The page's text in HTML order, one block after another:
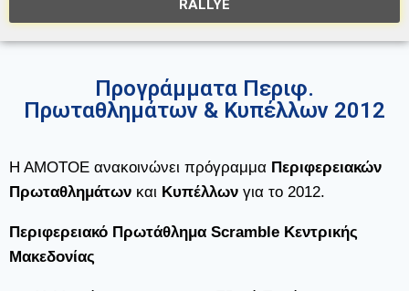
RALLYE
Προγράμματα Περιφ.
Πρωταθλημάτων & Κυπέλλων 2012
Η ΑΜΟΤΟΕ ανακοινώνει πρόγραμμα Περιφερειακών
Πρωταθλημάτων και Κυπέλλων για το 2012.
Περιφερειακό Πρωτάθλημα Scramble Κεντρικής
Μακεδονίας